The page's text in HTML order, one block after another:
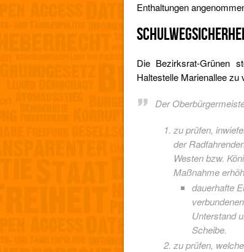
Enthaltungen
Die Bezirksrat-Grünen
Haltestelle Marienallee zu
Der
zu prüfen,
der
Westen bzw.
Maßnahme
dauerhafte
Unterstand
Scheibe.
zu prüfen,